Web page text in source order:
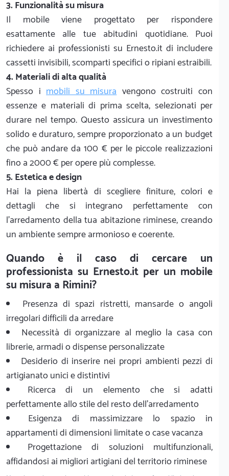
3. Funzionalità su misura
Il mobile viene progettato per rispondere
esattamente alle tue abitudini quotidiane. Puoi
richiedere ai professionisti su Ernesto.it di includere
cassetti invisibili, scomparti specifici o ripiani estraibili.
4. Materiali di alta qualità
Spesso imobili su misuravengono costruiti con
essenze e materiali di prima scelta, selezionati per
durare nel tempo. Questo assicura un investimento
solido e duraturo, sempre proporzionato a un budget
che può andare da 100 € per le piccole realizzazioni
fino a 2000 € per opere più complesse.
5. Estetica e design
Hai la piena libertà di scegliere finiture, colori e
dettagli che si integrano perfettamente con
l'arredamento della tua abitazione riminese, creando
un ambiente sempre armonioso e coerente.
Quando è il caso di cercare un
professionista su Ernesto.it per un mobile
su misura a Rimini?
Presenza di spazi ristretti, mansarde o angoli
irregolari difficili da arredare
Necessità di organizzare al meglio la casa con
librerie, armadi o dispense personalizzate
Desiderio di inserire nei propri ambienti pezzi di
artigianato unici e distintivi
Ricerca di un elemento che si adatti
perfettamente allo stile del resto dell'arredamento
Esigenza di massimizzare lo spazio in
appartamenti di dimensioni limitate o case vacanza
Progettazione di soluzioni multifunzionali,
affidandosi ai migliori artigiani del territorio riminese